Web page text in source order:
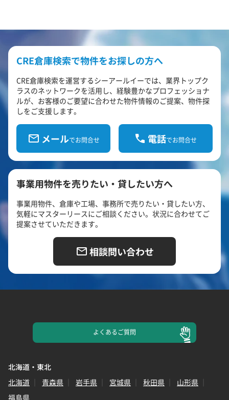
CRE倉庫検索で物件をお探しの方へ
CRE倉庫検索を運営するシーアールイーでは、業界トップク
ラスのネットワークを活用し、経験豊かなプロフェッショナ
ルが、お客様のご要望に合わせた物件情報のご提案、物件探
しをご支援します。
メールでお問合せ 電話でお問合せ
事業用物件を売りたい・貸したい方へ
事業用物件、倉庫や工場、事務所で売りたい・貸したい方、
気軽にマスターリースにご相談ください。状況に合わせてご
提案させていただきます。
相談問い合わせ
よくあるご質問
北海道・東北
北海道
青森県 岩手県 宮城県 秋田県
山形県
福島県